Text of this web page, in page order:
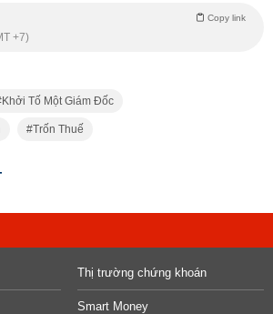
Copy link
+7)
Khởi Tố Một Giám Đốc
Trốn Thuế
Thị trường chứng khoán
Smart Money